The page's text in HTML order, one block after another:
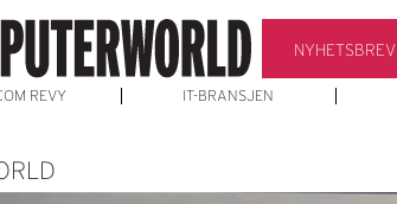
NYHETSBREV
REVY IT-BRANSJEN